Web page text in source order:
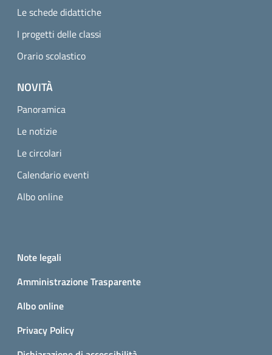
Le schede didattiche
I progetti delle classi
Orario scolastico
NOVITÀ
Panoramica
Le notizie
Le circolari
Calendario eventi
Albo online
Small prints
Note legali
Amministrazione Trasparente
Albo online
Privacy Policy